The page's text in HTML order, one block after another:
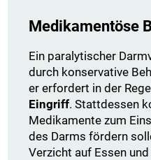
Medikamentöse
Ein paralytischer
durch konservative
er erfordert in der
Eingriff. Stattdessen
Medikamente zum
des Darms fördern
Verzicht auf Essen